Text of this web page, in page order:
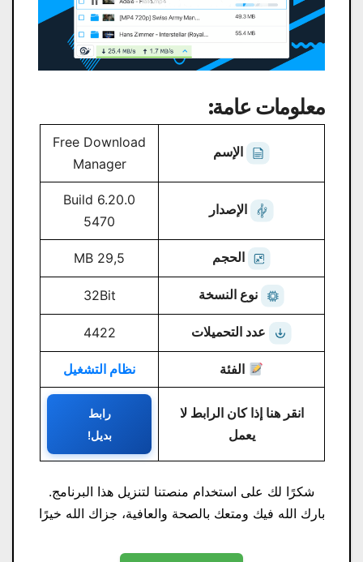
معلومات عامة:
الإسم
Free Download
Manager
الإصدار
6.20.0 Build
5470
الحجم 29,5 MB
نوع النسخة 32Bit
عدد التحميلات 4422
الفئة نظام التشغيل
انقر هنا إذا كان الرابط لا
يعمل
رابط
بديل!
شكرًا لك على استخدام منصتنا لتنزيل هذا البرنامج.
بارك الله فيك ومتعك بالصحة والعافية، جزاك الله خيرًا